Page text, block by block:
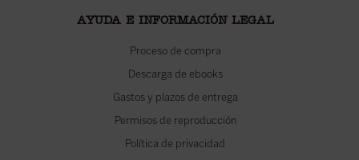
AYUDA E INFORMACIÓN LEGAL
Proceso de compra
Descarga de ebooks
Gastos y plazos de entrega
Permisos de reproducción
Política de privacidad